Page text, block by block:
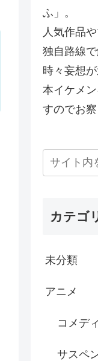
ふ」。
人気作品
独自路線で
時々妄想
本イケメ
すのでお察
カテゴ
未分類
アニメ
コメデ
サスペ